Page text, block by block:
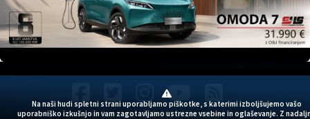
Na naši hudi spletni strani uporabljamo piškotke, s katerimi izboljšujemo vašo
uporabniško izkušnjo in vam zagotavljamo ustrezne vsebine in oglaševanje. Z
© Copyright 1999-2026 Avtomanija